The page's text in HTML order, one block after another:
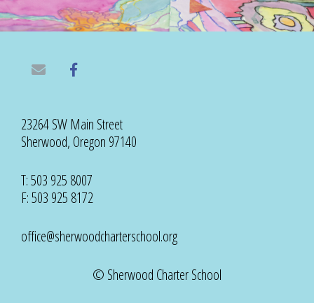
23264 SW Main Street
Sherwood, Oregon 97140
T: 503 925 8007
F: 503 925 8172
office@sherwoodcharterschool.org
© Sherwood Charter School